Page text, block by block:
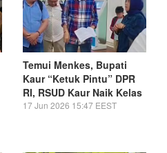
Temui Menkes, Bupati
Kaur “Ketuk Pintu” DPR
RI, RSUD Kaur Naik Kelas
17 Jun 2026 15:47 EEST